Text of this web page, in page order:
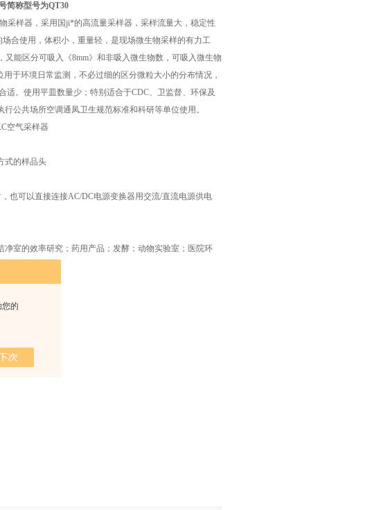
的
简称型号为QT30
采样器，采用国ji*的高流量采样器，采样流量大，稳定性
合使用，体积小，重量轻，是现场微生物采样的有力工
又能区分可吸入《8mm》和非吸入微生物数，可吸入微生物
于环境日常监测，不必过细的区分微粒大小的分布情况，
适。使用平皿数量少；特别适合于CDC、卫监督、环保及
行公共场所空调通凤卫生规范标准和科研等单位使用。
式的样品头
也可以直接连接AC/DC电源变换器用交流/直流电源供电
室的效率研究；药用产品；发酵；动物实验室；医院环
菌生长